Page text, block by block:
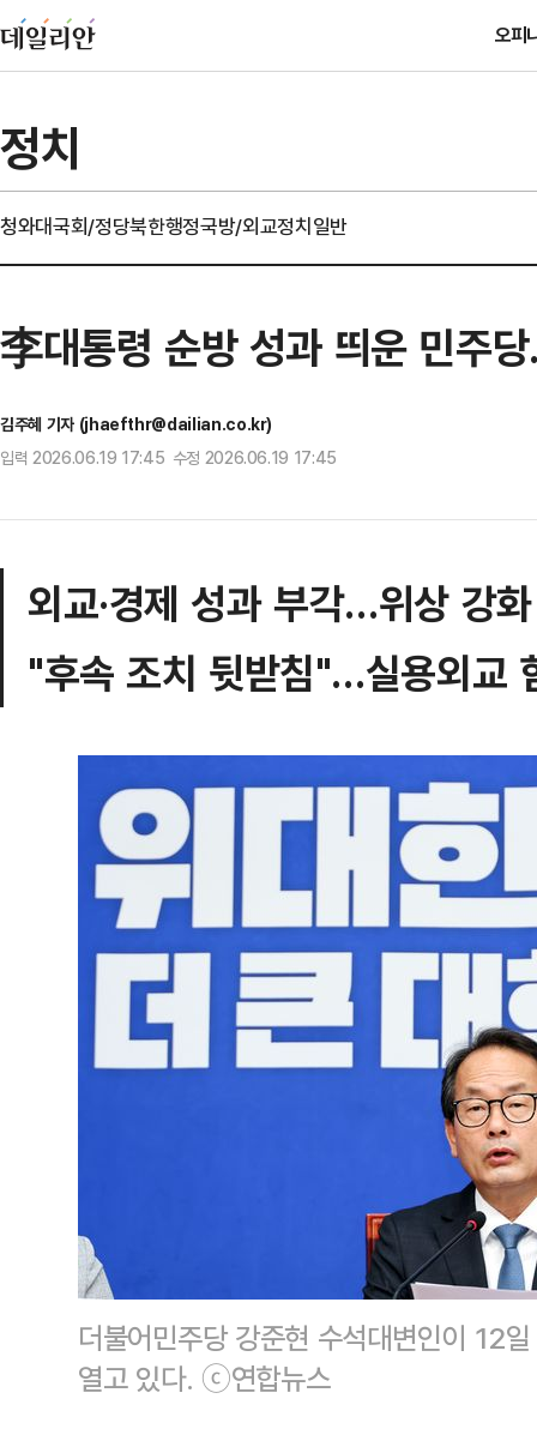
오피
정치
청와대국회/정당북한행정국방/외교정치일반
李대통령 순방 성과 띄운 민주
김주혜 기자 (jhaefthr@dailian.co.kr)
입력 2026.06.19 17:45 수정 2026.06.19 17:45
외교·경제 성과 부각…위상 강
"후속 조치 뒷받침"…실용외교
더불어민주당 강준현 수석대변인이 12
열고 있다. ⓒ연합뉴스